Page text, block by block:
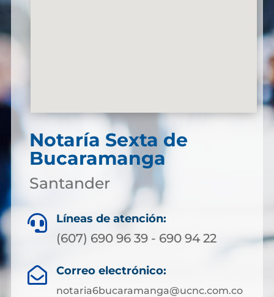
Notaría Sexta de
Bucaramanga
Santander
 Líneas de atención:
(607) 690 96 39 - 690 94 22
 Correo electrónico:
notaria6bucaramanga@ucnc.com.co